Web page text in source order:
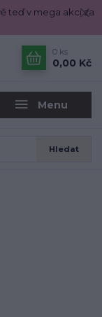
teď v mega akci za
Menu
Hledat
0 ks
0,00 Kč